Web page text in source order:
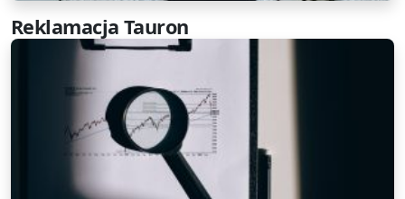
Reklamacja Tauron